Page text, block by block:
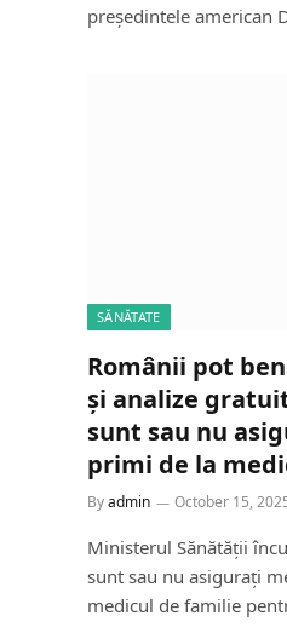
președintele american
SĂNĂTATE
Românii pot
și analize
sunt sau nu
primi de la
Byadmin October 15,
Ministerul Sănătății
sunt sau nu asigurați
medicul de familie